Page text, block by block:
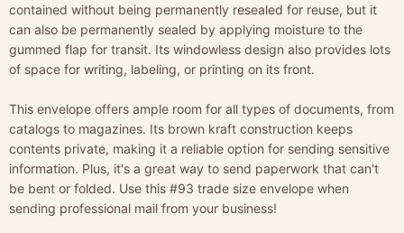
contained without being permanently resealed for reuse, but it
can also be permanently sealed by applying moisture to the
gummed flap for transit. Its windowless design also provides lots
of space for writing, labeling, or printing on its front.
This envelope offers ample room for all types of documents, from
catalogs to magazines. Its brown kraft construction keeps
contents private, making it a reliable option for sending sensitive
information. Plus, it's a great way to send paperwork that can't
be bent or folded. Use this #93 trade size envelope when
sending professional mail from your business!